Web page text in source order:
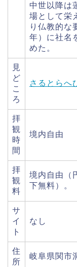
中世以降は
場として栄
り仏教的な
年）に社名
めた。
見
ど
こ
ろ
さるとらへ
拝
観
時
間
境内自由
拝
観
料
境内自由（
下無料）。
サ
イ
ト
なし
住
所
岐阜県関市